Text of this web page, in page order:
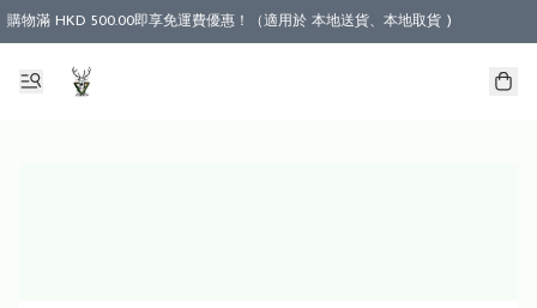
購物滿 HKD 500.00即享免運費優惠！（適用於 本地送貨、本地取貨 )